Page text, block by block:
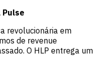
Pulse
revolucionária em
de revenue
O HLP entrega um